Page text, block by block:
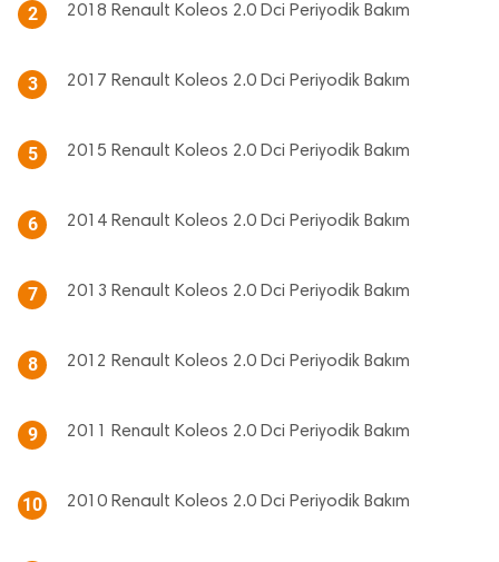
2 2018 Renault Koleos 2.0 Dci Periyodik Bakım
3 2017 Renault Koleos 2.0 Dci Periyodik Bakım
5 2015 Renault Koleos 2.0 Dci Periyodik Bakım
6 2014 Renault Koleos 2.0 Dci Periyodik Bakım
7 2013 Renault Koleos 2.0 Dci Periyodik Bakım
8 2012 Renault Koleos 2.0 Dci Periyodik Bakım
9 2011 Renault Koleos 2.0 Dci Periyodik Bakım
10 2010 Renault Koleos 2.0 Dci Periyodik Bakım